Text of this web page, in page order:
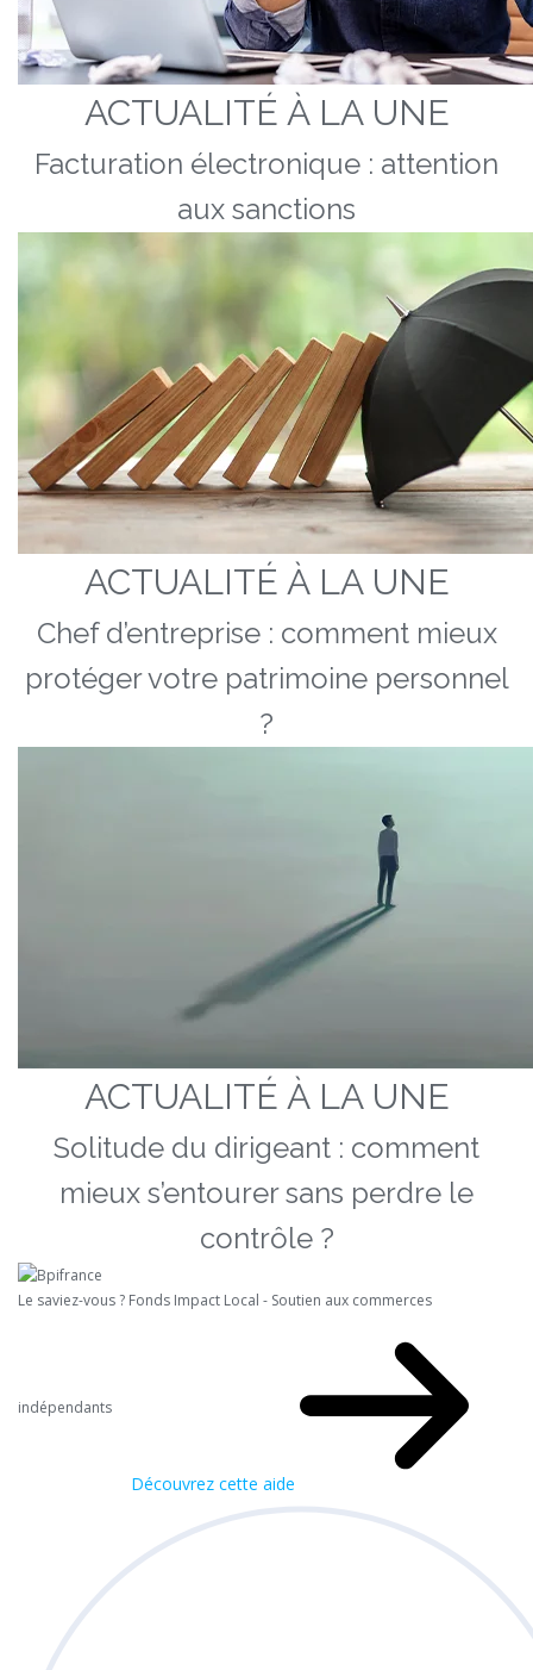
ACTUALITÉ À LA UNE
Facturation électronique : attention
aux sanctions
ACTUALITÉ À LA UNE
Chef d’entreprise : comment mieux
protéger votre patrimoine personnel
?
ACTUALITÉ À LA UNE
Solitude du dirigeant : comment
mieux s’entourer sans perdre le
contrôle ?
Le saviez-vous ? Fonds Impact Local - Soutien aux commerces
indépendants
Découvrez cette aide